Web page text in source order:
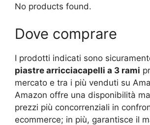
No products found.
Dove comprare
I prodotti indicati sono
piastre arricciacapelli a 3 rami
mercato e tra i più venduti su
Amazon offre una disponibilità
prezzi più concorrenziali in
ecommerce; in più, garantisce il